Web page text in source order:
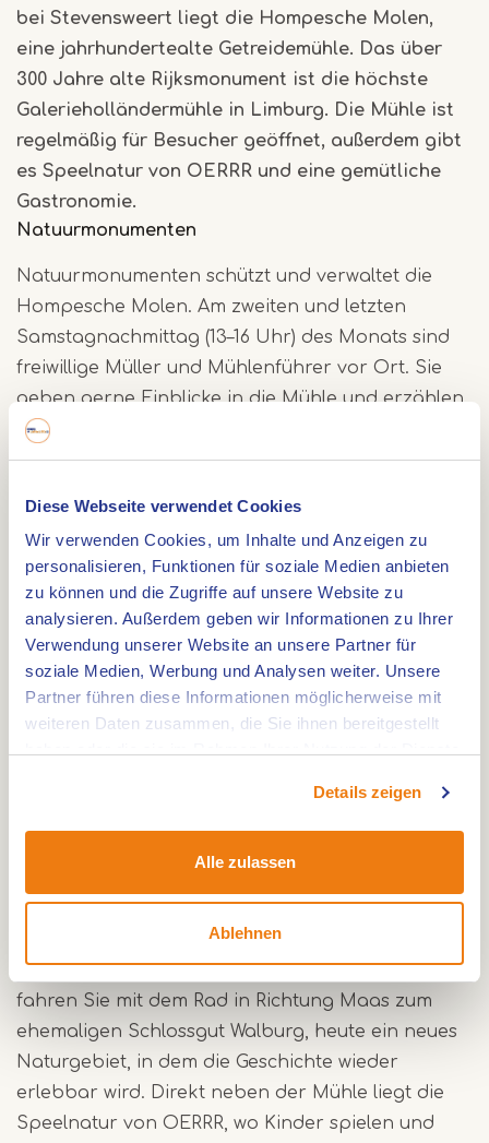
Diese Webseite verwendet Cookies
Wir verwenden Cookies, um Inhalte und Anzeigen zu
personalisieren, Funktionen für soziale Medien anbieten
zu können und die Zugriffe auf unsere Website zu
analysieren. Außerdem geben wir Informationen zu Ihrer
Verwendung unserer Website an unsere Partner für
soziale Medien, Werbung und Analysen weiter. Unsere
Partner führen diese Informationen möglicherweise mit
weiteren Daten zusammen, die Sie ihnen bereitgestellt
Details zeigen
Alle zulassen
Ablehnen
bei Stevensweert liegt die Hompesche Molen,
eine jahrhundertealte Getreidemühle. Das über
300 Jahre alte Rijksmonument ist die höchste
Galerieholländermühle in Limburg. Die Mühle ist
regelmäßig für Besucher geöffnet, außerdem gibt
es Speelnatur von OERRR und eine gemütliche
Gastronomie.
Natuurmonumenten
Natuurmonumenten schützt und verwaltet die
Hompesche Molen. Am zweiten und letzten
Samstagnachmittag (13–16 Uhr) des Monats sind
freiwillige Müller und Mühlenführer vor Ort. Sie
geben gerne Einblicke in die Mühle und erzählen
über die reiche Geschichte dieses Ortes.
Interessierte ohne Höhenangst können die Mühle
Während der Öffnungszeiten der Gastronomie bei
der Hompesche Molen ist das Erdgeschoss der
Mühle geöffnet. Hier läuft ein Film des bekannten
Sandskünstlers über die Geschichte der Mühle
und der Region. Schauen Sie gerne vorbei.
durch die Natur streifen können. Es gibt auch
einen Weg, der für Scooter, Rollstuhl oder
Kinderwagen geeignet ist. Oder gehen oder
fahren Sie mit dem Rad in Richtung Maas zum
ehemaligen Schlossgut Walburg, heute ein neues
Naturgebiet, in dem die Geschichte wieder
erlebbar wird. Direkt neben der Mühle liegt die
Speelnatur von OERRR, wo Kinder spielen und